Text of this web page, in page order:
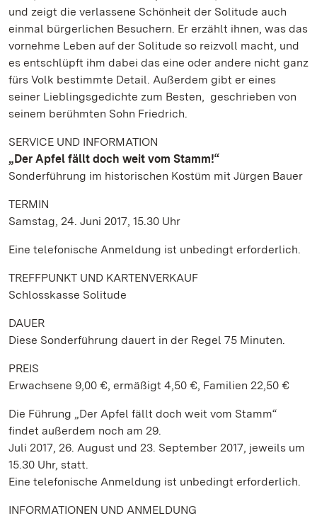
und zeigt die verlassene Schönheit der Solitude auch
einmal bürgerlichen Besuchern. Er erzählt ihnen, was das
vornehme Leben auf der Solitude so reizvoll macht, und
es entschlüpft ihm dabei das eine oder andere nicht ganz
fürs Volk bestimmte Detail. Außerdem gibt er eines
seiner Lieblingsgedichte zum Besten, geschrieben von
seinem berühmten Sohn Friedrich.
SERVICE UND INFORMATION
„Der Apfel fällt doch weit vom Stamm!“
Sonderführung im historischen Kostüm mit Jürgen Bauer
TERMIN
Samstag, 24. Juni 2017, 15.30 Uhr
Eine telefonische Anmeldung ist unbedingt erforderlich.
TREFFPUNKT UND KARTENVERKAUF
Schlosskasse Solitude
DAUER
Diese Sonderführung dauert in der Regel 75 Minuten.
PREIS
Erwachsene 9,00 €, ermäßigt 4,50 €, Familien 22,50 €
Die Führung „Der Apfel fällt doch weit vom Stamm“
findet außerdem noch am 29.
Juli 2017, 26. August und 23. September 2017, jeweils um
15.30 Uhr, statt.
Eine telefonische Anmeldung ist unbedingt erforderlich.
INFORMATIONEN UND ANMELDUNG